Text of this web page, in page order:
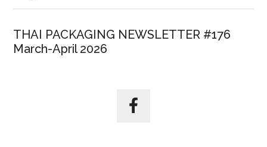
THAI PACKAGING NEWSLETTER #176
March-April 2026